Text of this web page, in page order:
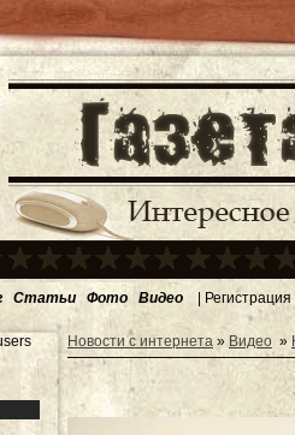
Статьи Фото Видео | Регистрация
Новости с интернета » Видео »